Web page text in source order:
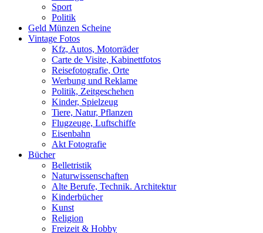
Sport
Politik
Geld Münzen Scheine
Vintage Fotos
Kfz, Autos, Motorräder
Carte de Visite, Kabinettfotos
Reisefotografie, Orte
Werbung und Reklame
Politik, Zeitgeschehen
Kinder, Spielzeug
Tiere, Natur, Pflanzen
Flugzeuge, Luftschiffe
Eisenbahn
Akt Fotografie
Bücher
Belletristik
Naturwissenschaften
Alte Berufe, Technik. Architektur
Kinderbücher
Kunst
Religion
Freizeit & Hobby